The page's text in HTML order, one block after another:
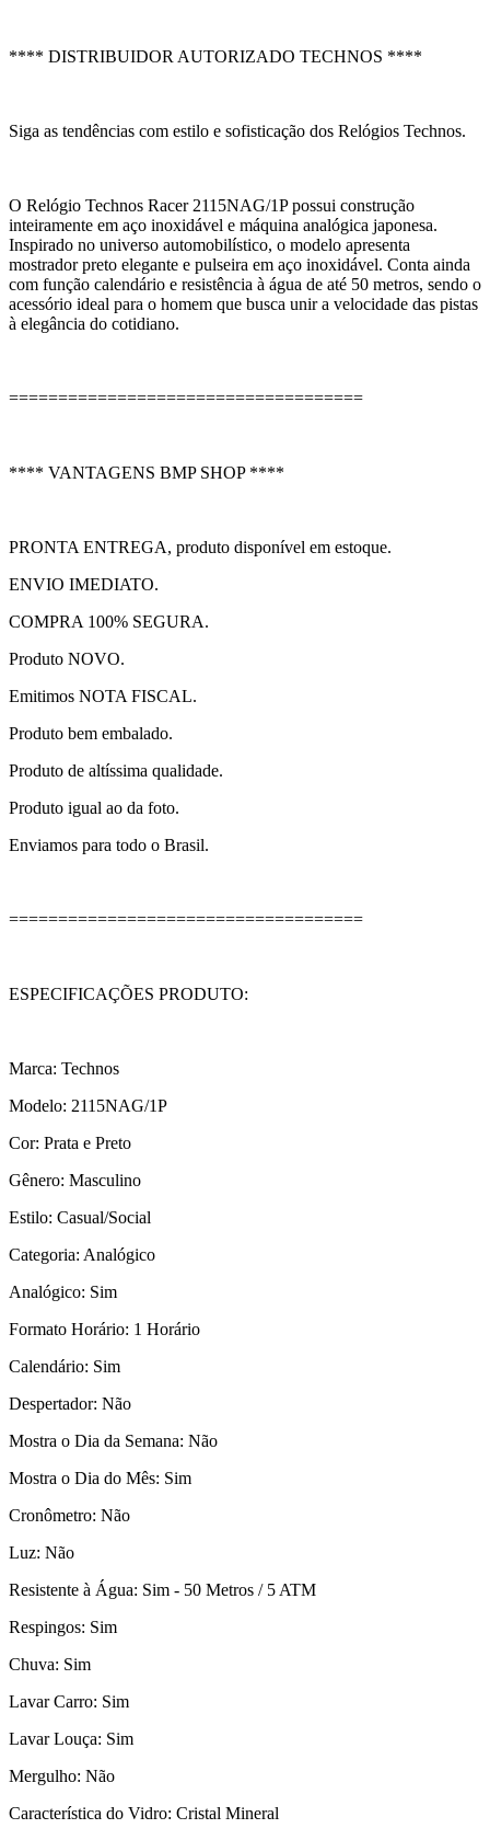
**** DISTRIBUIDOR AUTORIZADO TECHNOS ****
Siga as tendências com estilo e sofisticação dos Relógios Technos.
O Relógio Technos Racer 2115NAG/1P possui construção
inteiramente em aço inoxidável e máquina analógica japonesa.
Inspirado no universo automobilístico, o modelo apresenta
mostrador preto elegante e pulseira em aço inoxidável. Conta ainda
com função calendário e resistência à água de até 50 metros, sendo o
acessório ideal para o homem que busca unir a velocidade das pistas
à elegância do cotidiano.
====================================
**** VANTAGENS BMP SHOP ****
PRONTA ENTREGA, produto disponível em estoque.
ENVIO IMEDIATO.
COMPRA 100% SEGURA.
Produto NOVO.
Emitimos NOTA FISCAL.
Produto bem embalado.
Produto de altíssima qualidade.
Produto igual ao da foto.
Enviamos para todo o Brasil.
====================================
ESPECIFICAÇÕES PRODUTO:
Marca: Technos
Modelo: 2115NAG/1P
Cor: Prata e Preto
Gênero: Masculino
Estilo: Casual/Social
Categoria: Analógico
Analógico: Sim
Formato Horário: 1 Horário
Calendário: Sim
Despertador: Não
Mostra o Dia da Semana: Não
Mostra o Dia do Mês: Sim
Cronômetro: Não
Luz: Não
Resistente à Água: Sim - 50 Metros / 5 ATM
Respingos: Sim
Chuva: Sim
Lavar Carro: Sim
Lavar Louça: Sim
Mergulho: Não
Característica do Vidro: Cristal Mineral